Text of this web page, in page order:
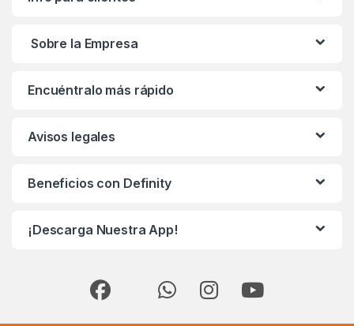
Sobre la Empresa
Encuéntralo más rápido
Avisos legales
Beneficios con Definity
¡Descarga Nuestra App!